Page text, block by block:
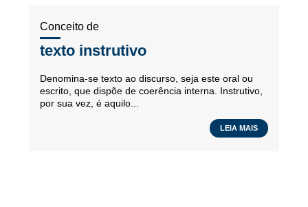
Conceito de
texto instrutivo
Denomina-se texto ao discurso, seja este oral ou
escrito, que dispõe de coerência interna. Instrutivo,
por sua vez, é aquilo...
LEIA MAIS